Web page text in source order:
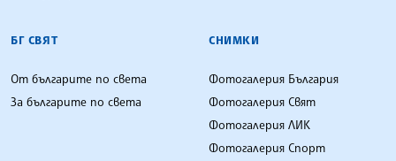
БГ СВЯТ
От българите по света
За българите по света
СНИМКИ
Фотогалерия България
Фотогалерия Свят
Фотогалерия ЛИК
Фотогалерия Спорт